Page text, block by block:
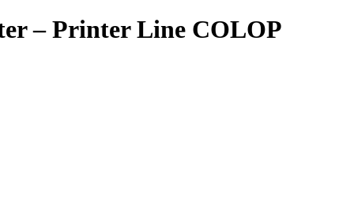
– Printer Line COLOP